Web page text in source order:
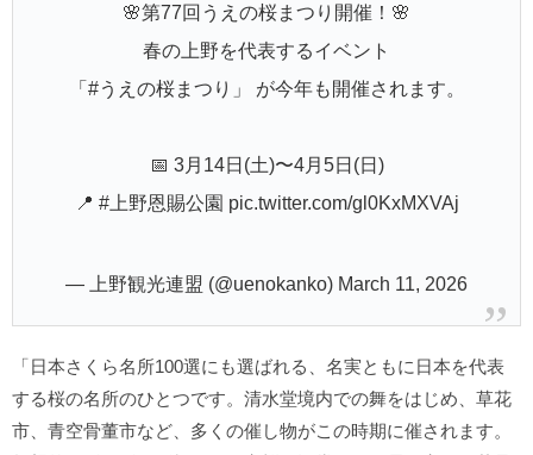
🌸第77回うえの桜まつり開催！🌸
春の上野を代表するイベント
「 #うえの桜まつり 」 が今年も開催されます。
📅 3月14日(土)〜4月5日(日)
📍 #上野恩賜公園 pic.twitter.com/gl0KxMXVAj
— 上野観光連盟 (@uenokanko) March 11, 2026
「日本さくら名所100選にも選ばれる、名実ともに日本を代表
する桜の名所のひとつです。清水堂境内での舞をはじめ、草花
市、青空骨董市など、多くの催し物がこの時期に催されます。